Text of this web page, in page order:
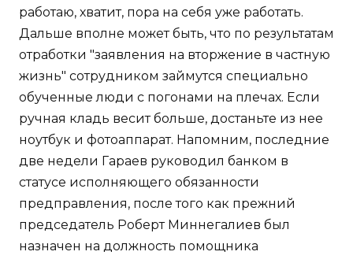
работаю, хватит, пора на себя уже работать.
Дальше вполне может быть, что по результатам
отработки "заявления на вторжение в частную
жизнь" сотрудником займутся специально
обученные люди с погонами на плечах. Если
ручная кладь весит больше, достаньте из нее
ноутбук и фотоаппарат. Напомним, последние
две недели Гараев руководил банком в
статусе исполняющего обязанности
предправления, после того как прежний
председатель Роберт Миннегалиев был
назначен на должность помощника